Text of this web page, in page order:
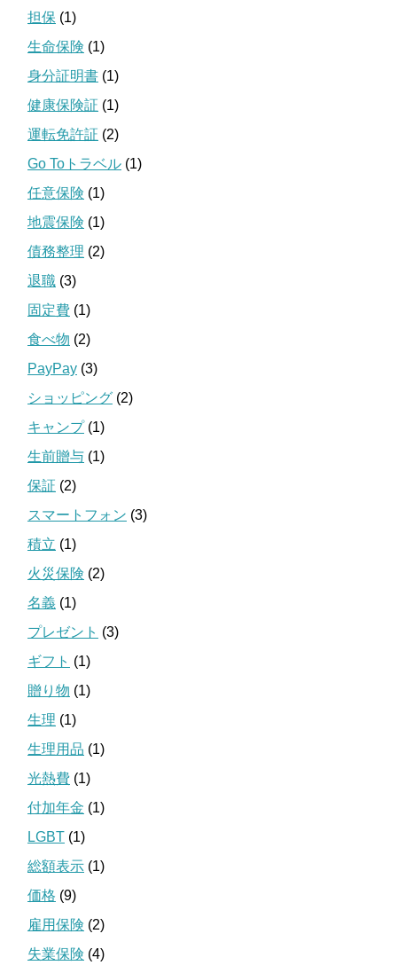
担保 (1)
生命保険 (1)
身分証明書 (1)
健康保険証 (1)
運転免許証 (2)
Go Toトラベル (1)
任意保険 (1)
地震保険 (1)
債務整理 (2)
退職 (3)
固定費 (1)
食べ物 (2)
PayPay (3)
ショッピング (2)
キャンプ(1)
生前贈与 (1)
保証 (2)
スマートフォン (3)
積立 (1)
火災保険 (2)
名義 (1)
プレゼント (3)
ギフト (1)
贈り物 (1)
生理 (1)
生理用品 (1)
光熱費 (1)
付加年金 (1)
LGBT (1)
総額表示 (1)
価格 (9)
雇用保険 (2)
失業保険 (4)